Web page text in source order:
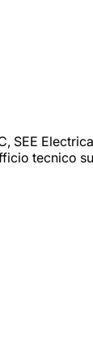
SEE
tecnico